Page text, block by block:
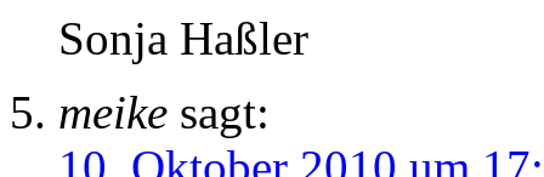
Sonja Haßler
meike sagt: